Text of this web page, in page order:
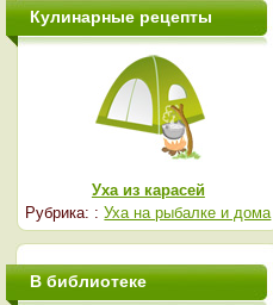
Кулинарные рецепты
Уха из карасей
Рубрика: :Уха на рыбалке и дома
В библиотеке